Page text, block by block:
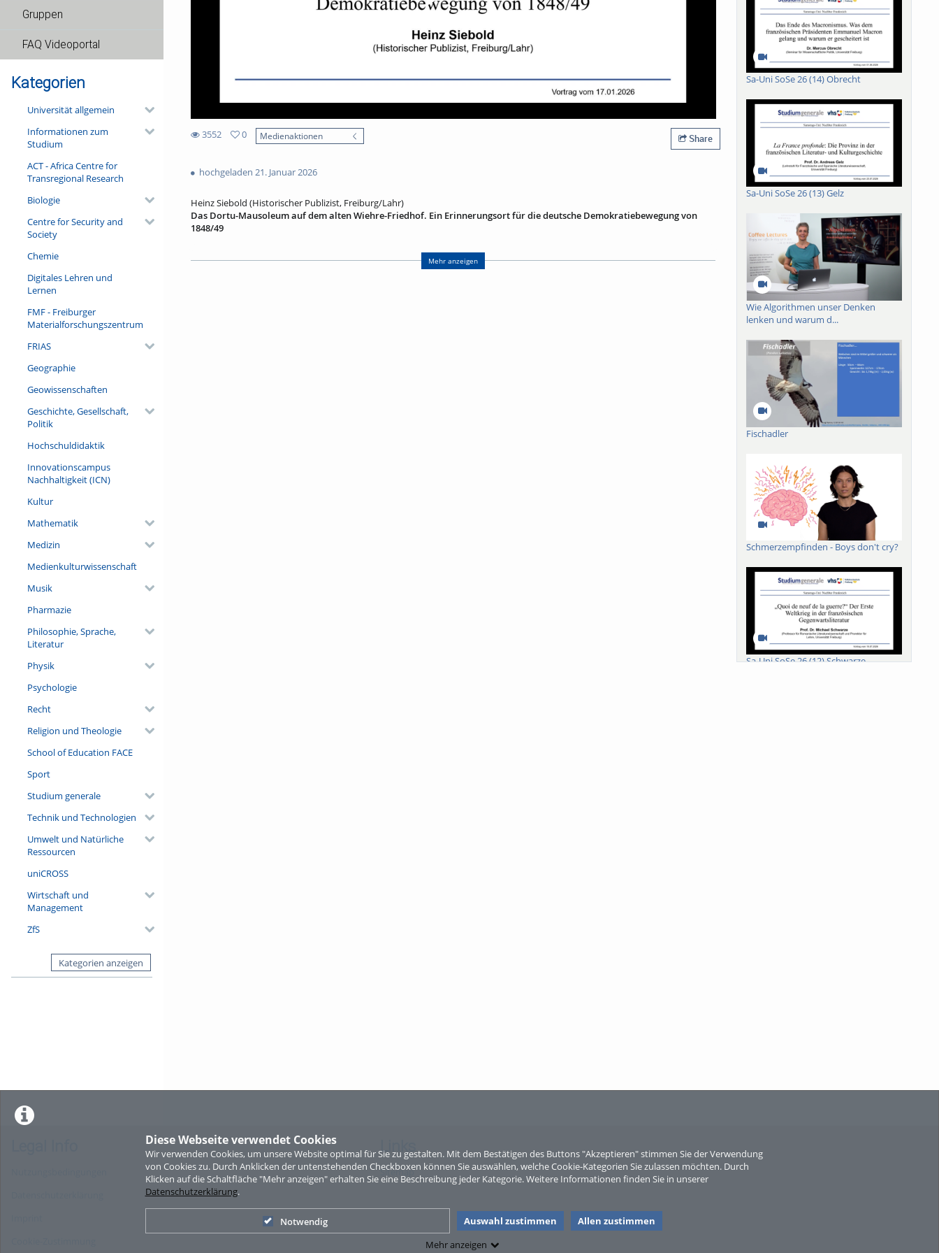
Diese Webseite verwendet Cookies
Wir verwenden Cookies, um unsere Website optimal für Sie zu gestalten. Mit dem Bestätigen des Buttons "Akzeptieren" stimmen Sie der Verwendung
von Cookies zu. Durch Anklicken der untenstehenden Checkboxen können Sie auswählen, welche Cookie-Kategorien Sie zulassen möchten. Durch
Klicken auf die Schaltfläche "Mehr anzeigen" erhalten Sie eine Beschreibung jeder Kategorie. Weitere Informationen finden Sie in unserer
Datenschutzerklärung.
Notwendig Auswahl zustimmen
Allen zustimmen
Mehr anzeigen
Gruppen
FAQ Videoportal
Kategorien
Universität allgemein
Informationen zum
Studium
ACT - Africa Centre for
Transregional Research
Biologie
Centre for Security and
Society
Chemie
Digitales Lehren und
Lernen
FMF - Freiburger
Materialforschungszentrum
FRIAS
Geographie
Geowissenschaften
Geschichte, Gesellschaft,
Politik
Hochschuldidaktik
Innovationscampus
Nachhaltigkeit (ICN)
Kultur
Mathematik
Medizin
Medienkulturwissenschaft
Musik
Pharmazie
Philosophie, Sprache,
Literatur
Physik
Psychologie
Recht
Religion und Theologie
School of Education FACE
Sport
Studium generale
Technik und Technologien
Umwelt und Natürliche
Ressourcen
uniCROSS
Wirtschaft und
Management
ZfS
Kategorien anzeigen
3552
views
0
Medienaktionen Share
hochgeladen 21. Januar 2026
Heinz Siebold (Historischer Publizist, Freiburg/Lahr)
Das Dortu-Mausoleum auf dem alten Wiehre-Friedhof. Ein Erinnerungsort für die deutsche Demokratiebewegung von
1848/49
Das Grabmal des aus Potsdam stammenden Revolutionärs Maximilian Dortu (1826-1848) auf dem ehemaligen Friedhof des
Mehr anzeigen
Sa-Uni SoSe 26 (14) Obrecht
Sa-Uni SoSe 26 (13) Gelz
Wie Algorithmen unser Denken
lenken und warum d...
Fischadler
Schmerzempfinden - Boys don't cry?
Sa-Uni SoSe 26 (12) Schwarze
Sperber
Links
Sitemap